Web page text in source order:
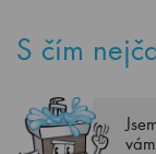
S čím